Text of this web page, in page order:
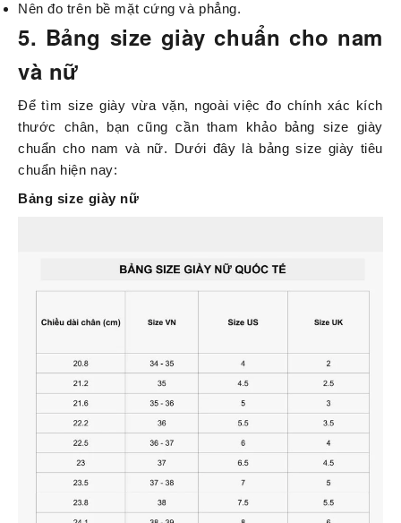
Nên đo trên bề mặt cứng và phẳng.
5. Bảng size giày chuẩn cho nam
và nữ
Để tìm size giày vừa vặn, ngoài việc đo chính xác kích
thước chân, bạn cũng cần tham khảo bảng size giày
chuẩn cho nam và nữ. Dưới đây là bảng size giày tiêu
chuẩn hiện nay:
Bảng size giày nữ